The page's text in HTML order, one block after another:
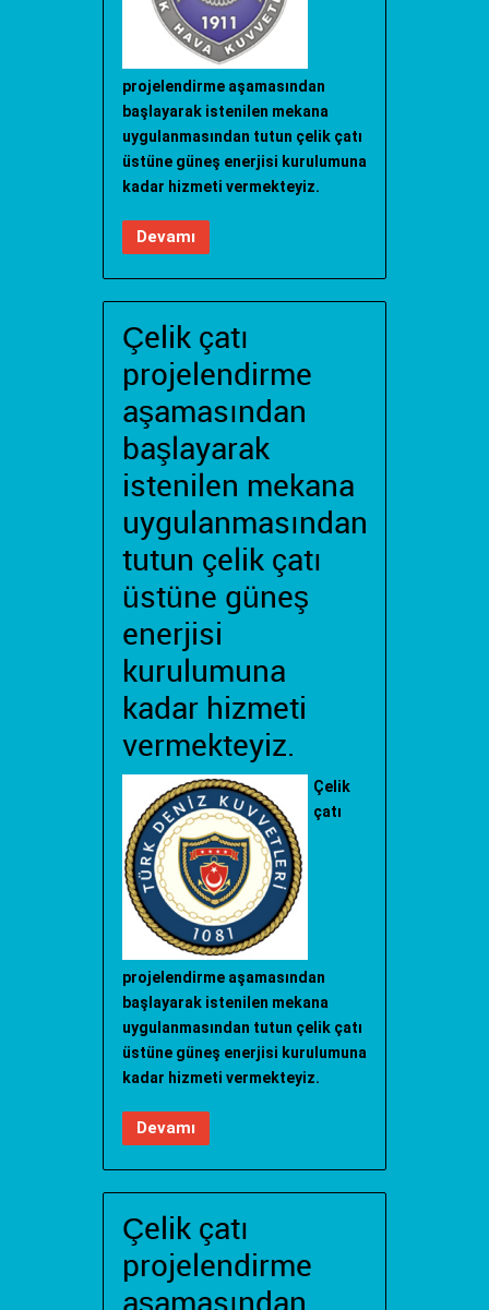
projelendirme aşamasından
başlayarak istenilen mekana
uygulanmasından tutun çelik çatı
üstüne güneş enerjisi kurulumuna
kadar hizmeti vermekteyiz.
Devamı
Çelik çatı
projelendirme
aşamasından
başlayarak
istenilen mekana
uygulanmasından
tutun çelik çatı
üstüne güneş
enerjisi
kurulumuna
kadar hizmeti
vermekteyiz.
Çelik
çatı
projelendirme aşamasından
başlayarak istenilen mekana
uygulanmasından tutun çelik çatı
üstüne güneş enerjisi kurulumuna
kadar hizmeti vermekteyiz.
Devamı
Çelik çatı
projelendirme